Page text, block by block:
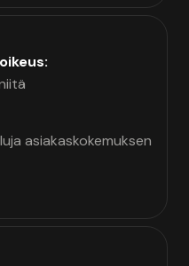
asiakaskokemuksen